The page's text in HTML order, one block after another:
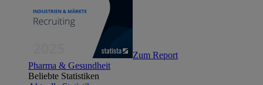
Zum Report
Pharma & Gesundheit
Beliebte Statistiken